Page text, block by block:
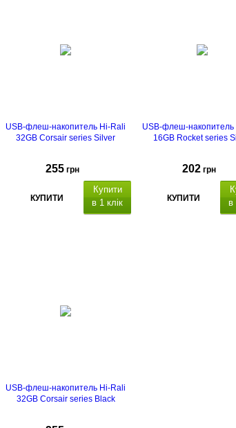
USB-флеш-накопитель Hi-Rali
32GB Corsair series Silver
255 грн
КУПИТИ
Купити
в 1 клік
USB-флеш-накопитель
16GB Rocket series
202 грн
КУПИТИ
в
USB-флеш-накопитель Hi-Rali
32GB Corsair series Black